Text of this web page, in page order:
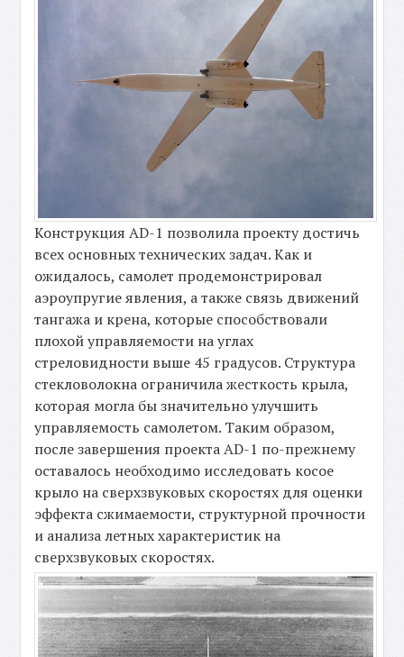
Конструкция AD-1 позволила проекту достичь
всех основных технических задач. Как и
ожидалось, самолет продемонстрировал
аэроупругие явления, а также связь движений
тангажа и крена, которые способствовали
плохой управляемости на углах
стреловидности выше 45 градусов. Структура
стекловолокна ограничила жесткость крыла,
которая могла бы значительно улучшить
управляемость самолетом. Таким образом,
после завершения проекта AD-1 по-прежнему
оставалось необходимо исследовать косое
крыло на сверхзвуковых скоростях для оценки
эффекта сжимаемости, структурной прочности
и анализа летных характеристик на
сверхзвуковых скоростях.